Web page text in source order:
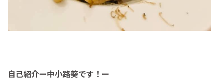
自己紹介ー中小路葵です！ー